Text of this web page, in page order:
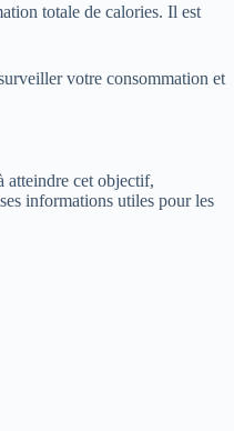
totale de calories. Il est
votre consommation et
atteindre cet objectif,
informations utiles pour les